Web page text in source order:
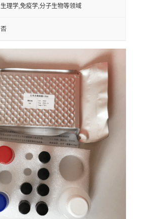
生理学,免疫学,分子生物等领域
否